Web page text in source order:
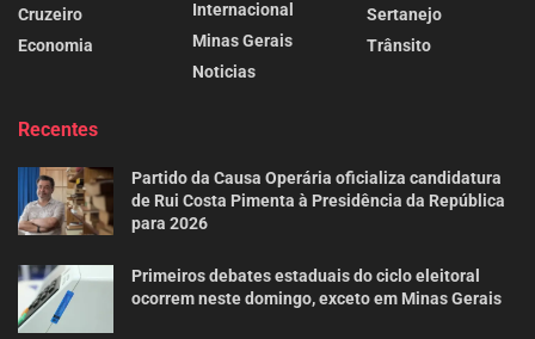
Cruzeiro
Economia
Internacional
Minas Gerais
Noticias
Sertanejo
Trânsito
Recentes
Partido da Causa Operária oficializa candidatura
de Rui Costa Pimenta à Presidência da República
para 2026
Primeiros debates estaduais do ciclo eleitoral
ocorrem neste domingo, exceto em Minas Gerais